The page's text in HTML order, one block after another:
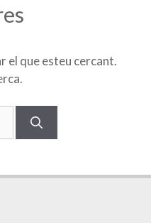
el que esteu cercant.